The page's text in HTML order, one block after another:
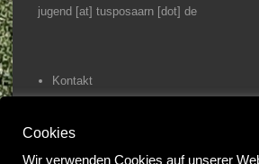
jugend [at] tusposaarn [dot] de
Kontakt
Home
Cookies
Wir verwenden Cookies auf unserer